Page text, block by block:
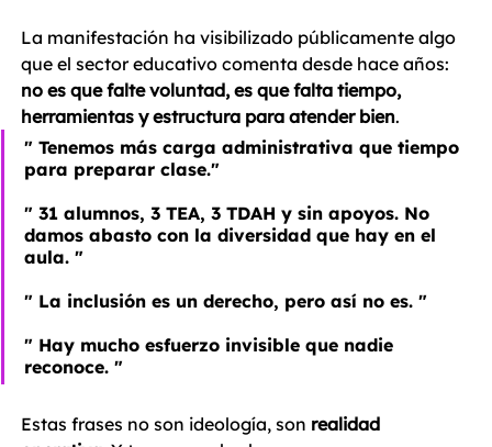
La manifestación ha visibilizado públicamente algo
que el sector educativo comenta desde hace años:
no es que falte voluntad, es que falta tiempo,
herramientas y estructura para atender bien.
" Tenemos más carga administrativa que tiempo
para preparar clase."
" 31 alumnos, 3 TEA, 3 TDAH y sin apoyos. No
damos abasto con la diversidad que hay en el
aula. "
" La inclusión es un derecho, pero así no es. "
" Hay mucho esfuerzo invisible que nadie
reconoce. "
Estas frases no son ideología, son realidad